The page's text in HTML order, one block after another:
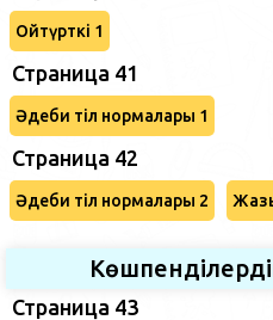
Ойтүрткі 1
Страница 41
Әдеби тіл нормалары 1
Страница 42
Әдеби тіл нормалары 2
Страница 43